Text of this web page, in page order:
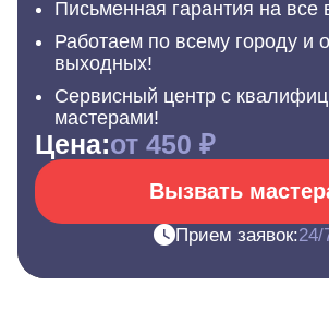
Письменная гарантия на все
Работаем по всему городу и
выходных!
Сервисный центр с
мастерами!
Цена:от 450 ₽
Вызвать
Прием заявок:24/